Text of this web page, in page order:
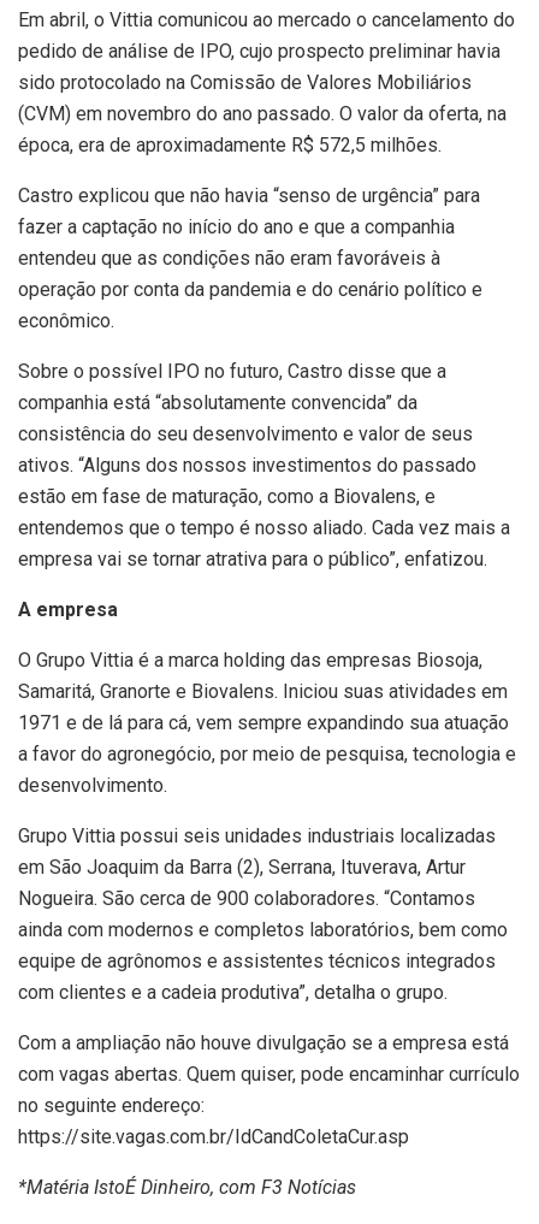
Em abril, o Vittia comunicou ao mercado o cancelamento do
pedido de análise de IPO, cujo prospecto preliminar havia
sido protocolado na Comissão de Valores Mobiliários
(CVM) em novembro do ano passado. O valor da oferta, na
época, era de aproximadamente R$ 572,5 milhões.
Castro explicou que não havia “senso de urgência” para
fazer a captação no início do ano e que a companhia
entendeu que as condições não eram favoráveis à
operação por conta da pandemia e do cenário político e
econômico.
Sobre o possível IPO no futuro, Castro disse que a
companhia está “absolutamente convencida” da
consistência do seu desenvolvimento e valor de seus
ativos. “Alguns dos nossos investimentos do passado
estão em fase de maturação, como a Biovalens, e
entendemos que o tempo é nosso aliado. Cada vez mais a
empresa vai se tornar atrativa para o público”, enfatizou.
A empresa
O Grupo Vittia é a marca holding das empresas Biosoja,
Samaritá, Granorte e Biovalens. Iniciou suas atividades em
1971 e de lá para cá, vem sempre expandindo sua atuação
a favor do agronegócio, por meio de pesquisa, tecnologia e
desenvolvimento.
Grupo Vittia possui seis unidades industriais localizadas
em São Joaquim da Barra (2), Serrana, Ituverava, Artur
Nogueira. São cerca de 900 colaboradores. “Contamos
ainda com modernos e completos laboratórios, bem como
equipe de agrônomos e assistentes técnicos integrados
com clientes e a cadeia produtiva”, detalha o grupo.
Com a ampliação não houve divulgação se a empresa está
com vagas abertas. Quem quiser, pode encaminhar currículo
no seguinte endereço:
https://site.vagas.com.br/IdCandColetaCur.asp
*Matéria IstoÉ Dinheiro, com F3 Notícias